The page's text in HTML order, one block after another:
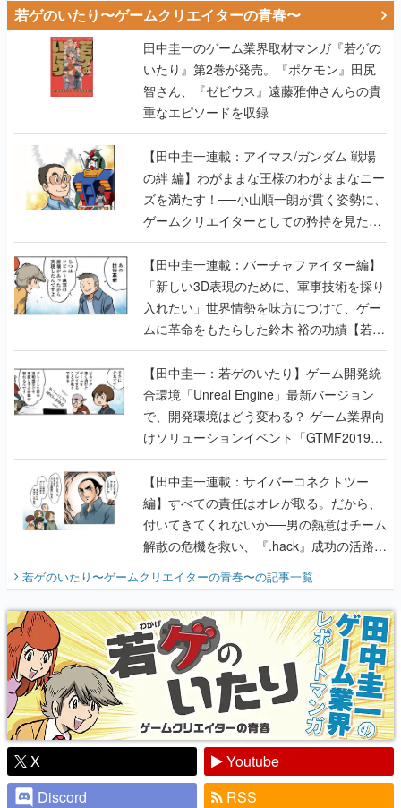
若ゲのいたり〜ゲームクリエイターの青春〜
田中圭一のゲーム業界取材マンガ『若ゲの
いたり』第2巻が発売。『ポケモン』田尻
智さん、『ゼビウス』遠藤雅伸さんらの貴
重なエピソードを収録
【田中圭一連載：アイマス/ガンダム 戦場
の絆 編】わがままな王様のわがままなニー
ズを満たす！──小山順一朗が貫く姿勢に、
ゲームクリエイターとしての矜持を見た
【若ゲのいたり最終回】
【田中圭一連載：バーチャファイター編】
「新しい3D表現のために、軍事技術を採り
入れたい」世界情勢を味方につけて、ゲー
ムに革命をもたらした鈴木 裕の功績【若ゲ
のいたり】
【田中圭一：若ゲのいたり】ゲーム開発統
合環境「Unreal Engine」最新バージョン
で、開発環境はどう変わる？ ゲーム業界向
けソリューションイベント「GTMF2019」
に行って、より理解を深めよう【PR】
【田中圭一連載：サイバーコネクトツー
編】すべての責任はオレが取る。だから、
付いてきてくれないか──男の熱意はチーム
解散の危機を救い、『.hack』成功の活路を
『少年ジャンプ』色だった【若ゲのいた
り】
若ゲのいたり〜ゲームクリエイターの青春〜の記事一覧
X
Youtube
Discord
RSS